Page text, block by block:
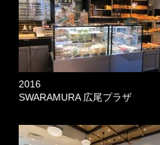
2016
SWARAMURA 広尾プラザ